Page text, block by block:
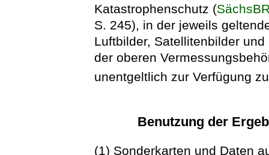
Katastrophenschutz (
S. 245), in der jeweils
Luftbilder, Satellitenbilder
der oberen
unentgeltlich zur Verfügung
Benutzung der
(1) Sonderkarten und Daten